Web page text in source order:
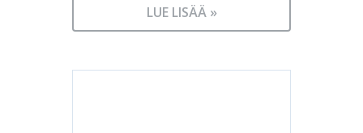
LUE LISÄÄ »